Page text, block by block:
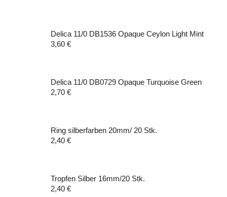
Delica 11/0 DB1536 Opaque Ceylon Light Mint
3,60 €
Delica 11/0 DB0729 Opaque Turquoise Green
2,70 €
Ring silberfarben 20mm/ 20 Stk.
2,40 €
Tropfen Silber 16mm/20 Stk.
2,40 €